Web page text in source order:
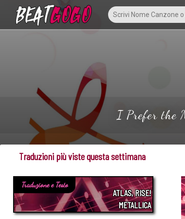
I Prefer the
Traduzioni più viste questa settimana
Traduzione e Testo
ATLAS, RISE!
METALLICA